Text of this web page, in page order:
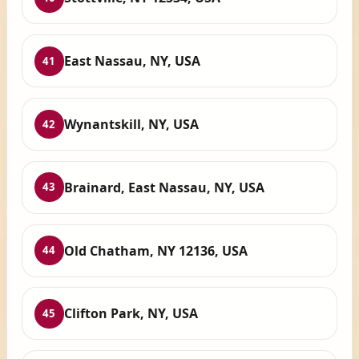
41 East Nassau, NY, USA
42 Wynantskill, NY, USA
43 Brainard, East Nassau, NY, USA
44 Old Chatham, NY 12136, USA
45 Clifton Park, NY, USA